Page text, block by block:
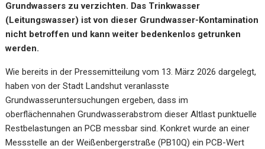
Grundwassers zu verzichten. Das Trinkwasser
(Leitungswasser) ist von dieser Grundwasser-Kontamination
nicht betroffen und kann weiter bedenkenlos getrunken
werden.
Wie bereits in der Pressemitteilung vom 13. März 2026 dargelegt,
haben von der Stadt Landshut veranlasste
Grundwasseruntersuchungen ergeben, dass im
oberflächennahen Grundwasserabstrom dieser Altlast punktuelle
Restbelastungen an PCB messbar sind. Konkret wurde an einer
Messstelle an der Weißenbergerstraße (PB10Q) ein PCB-Wert